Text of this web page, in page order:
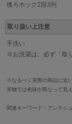
後ろホック2段3列
取り扱い上注意
手洗い
※お洗濯は、必ず「取
※なるべく実際の商品に近
実物では色味が異なって見
関連キーワード：アンテシ